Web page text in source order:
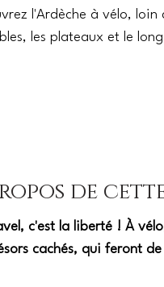
de
c'est la liberté ! À
cachés, qui feront
l'Ardèche à vélo,
les plateaux et le